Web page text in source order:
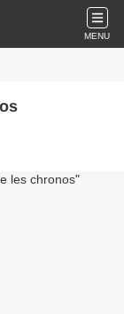
MENU